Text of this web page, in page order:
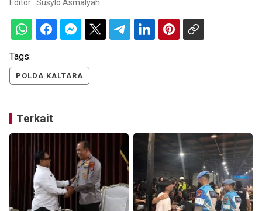
Editor : Susylo Asmalyah
Tags:
POLDA KALTARA
Terkait